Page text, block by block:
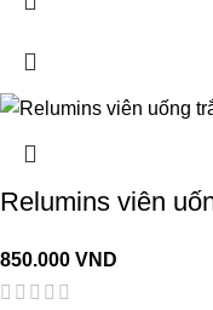
Relumins viên
850.000VND